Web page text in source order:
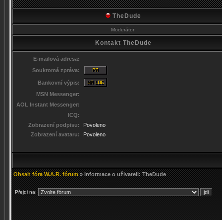
TheDude
Moderátor
Kontakt TheDude
E-mailová adresa:
Soukromá zpráva:
Bankovní výpis:
MSN Messenger:
AOL Instant Messenger:
ICQ:
Zobrazení podpisu:
Povoleno
Zobrazení avataru:
Povoleno
Obsah fóra W.A.R. fórum» Informace o uživateli: TheDude
Přejdi na: